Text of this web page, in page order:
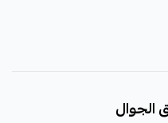
الجوال